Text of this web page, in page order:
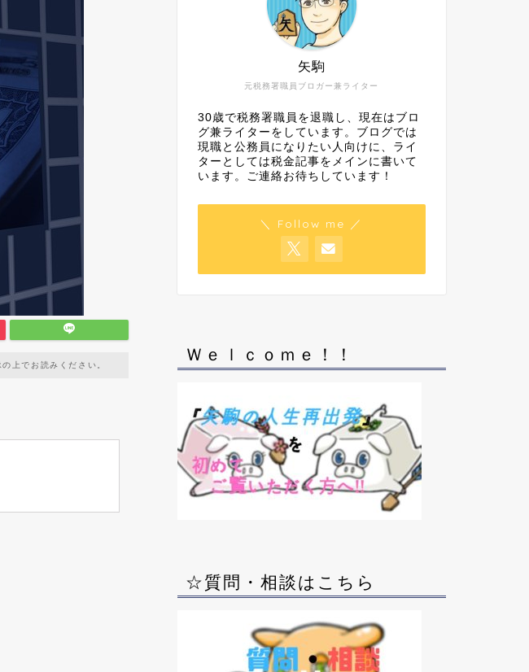
上でお読みください。
元税務署職員ブロガー兼ライター
矢駒
30歳で税務署職員を退職し、現在はブロ
グ兼ライターをしています。ブログでは
現職と公務員になりたい人向けに、ライ
ターとしては税金記事をメインに書いて
います。ご連絡お待ちしています！
＼ Follow me ／
Ｗｅｌｃｏｍｅ！！
☆質問・相談はこちら